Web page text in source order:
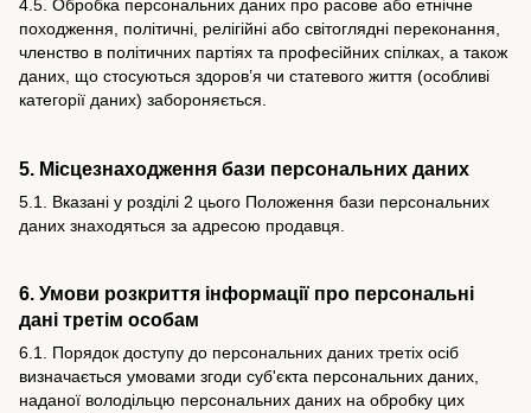
4.5. Обробка персональних даних про расове або етнічне
походження, політичні, релігійні або світоглядні переконання,
членство в політичних партіях та професійних спілках, а також
даних, що стосуються здоров’я чи статевого життя (особливі
категорії даних) забороняється.
5. Місцезнаходження бази персональних даних
5.1. Вказані у розділі 2 цього Положення бази персональних
даних знаходяться за адресою продавця.
6. Умови розкриття інформації про персональні
дані третім особам
6.1. Порядок доступу до персональних даних третіх осіб
визначається умовами згоди суб'єкта персональних даних,
наданої володільцю персональних даних на обробку цих